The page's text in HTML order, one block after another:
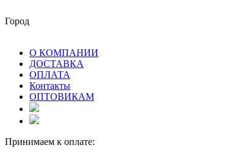
Город
О КОМПАНИИ
ДОСТАВКА
ОПЛАТА
Контакты
ОПТОВИКАМ
Принимаем к оплате: